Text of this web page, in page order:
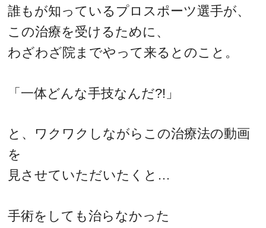
誰もが知っているプロスポーツ選手が、
この治療を受けるために、
わざわざ院までやって来るとのこと。
「一体どんな手技なんだ?!」
と、ワクワクしながらこの治療法の動画
を
見させていただいたくと…
手術をしても治らなかった